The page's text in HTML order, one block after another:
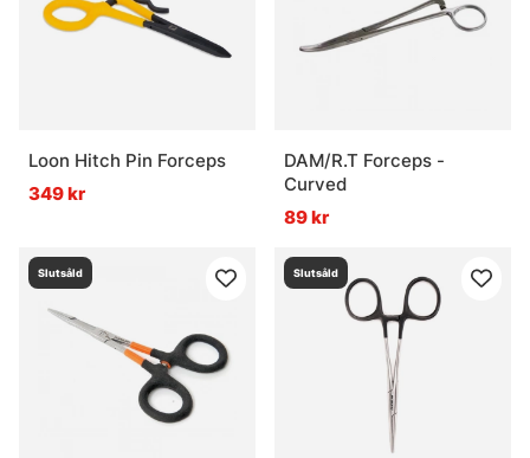
Loon Hitch Pin Forceps
349 kr
DAM/R.T Forceps -
Curved
89 kr
Slutsåld Slutsåld